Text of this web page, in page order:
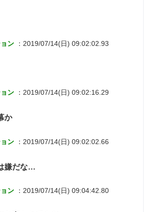
ン
：2019/07/14(日) 09:02:02.93
ン
：2019/07/14(日) 09:02:16.29
か
ン
：2019/07/14(日) 09:02:02.66
嫌だな…
ン
：2019/07/14(日) 09:04:42.80